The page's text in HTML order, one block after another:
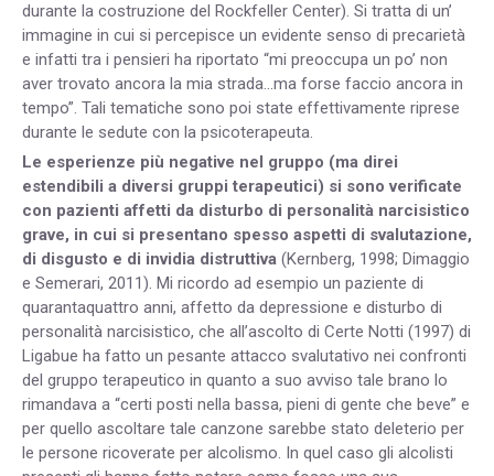
durante la costruzione del Rockfeller Center). Si tratta di un’
immagine in cui si percepisce un evidente senso di precarietà
e infatti tra i pensieri ha riportato “mi preoccupa un po’ non
aver trovato ancora la mia strada…ma forse faccio ancora in
tempo”. Tali tematiche sono poi state effettivamente riprese
durante le sedute con la psicoterapeuta.
Le esperienze più negative nel gruppo (ma direi
estendibili a diversi gruppi terapeutici) si sono verificate
con pazienti affetti da disturbo di personalità narcisistico
grave, in cui si presentano spesso aspetti di svalutazione,
di disgusto e di invidia distruttiva (Kernberg, 1998; Dimaggio
e Semerari, 2011). Mi ricordo ad esempio un paziente di
quarantaquattro anni, affetto da depressione e disturbo di
personalità narcisistico, che all’ascolto di Certe Notti (1997) di
Ligabue ha fatto un pesante attacco svalutativo nei confronti
del gruppo terapeutico in quanto a suo avviso tale brano lo
rimandava a “certi posti nella bassa, pieni di gente che beve” e
per quello ascoltare tale canzone sarebbe stato deleterio per
le persone ricoverate per alcolismo. In quel caso gli alcolisti